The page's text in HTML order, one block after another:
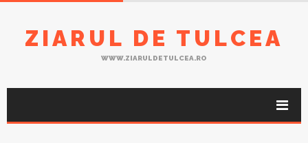
ZIARUL DE TULCEA
WWW.ZIARULDETULCEA.RO